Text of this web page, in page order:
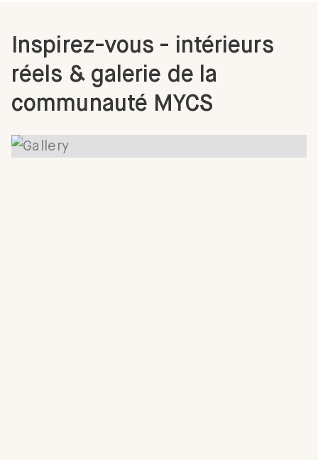
Inspirez-vous - intérieurs
réels & galerie de la
communauté MYCS